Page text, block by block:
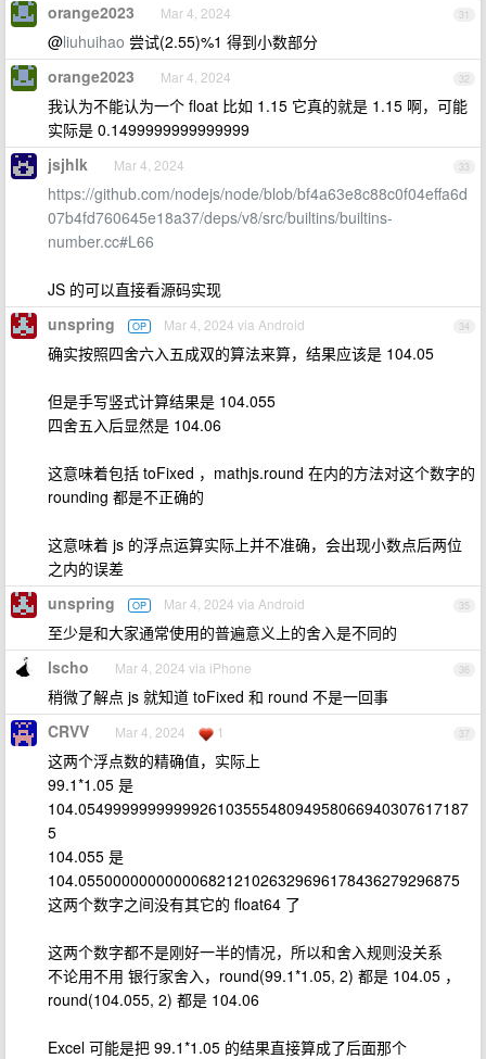
31
orange2023 Mar 4, 2024
@liuhuihao 尝试(2.55)%1 得到小数部分
32
orange2023 Mar 4, 2024
我认为不能认为一个 float 比如 1.15 它真的就是 1.15 啊，可能
实际是 0.1499999999999999
33
jsjhlk Mar 4, 2024
https://github.com/nodejs/node/blob/bf4a63e8c88c0f04effa6d
07b4fd760645e18a37/deps/v8/src/builtins/builtins-
number.cc#L66
JS 的可以直接看源码实现
34
unspring OP Mar 4, 2024 via Android
确实按照四舍六入五成双的算法来算，结果应该是 104.05
但是手写竖式计算结果是 104.055
四舍五入后显然是 104.06
这意味着包括 toFixed ，mathjs.round 在内的方法对这个数字的
rounding 都是不正确的
这意味着 js 的浮点运算实际上并不准确，会出现小数点后两位
之内的误差
35
unspring OP Mar 4, 2024 via Android
至少是和大家通常使用的普遍意义上的舍入是不同的
36
lscho Mar 4, 2024 via iPhone
稍微了解点 js 就知道 toFixed 和 round 不是一回事
37
CRVV Mar 4, 2024 1
这两个浮点数的精确值，实际上
99.1*1.05 是
104.054999999999992610355548094958066940307617187
5
104.055 是
104.05500000000000682121026329696178436279296875
这两个数字之间没有其它的 float64 了
这两个数字都不是刚好一半的情况，所以和舍入规则没关系
不论用不用 银行家舍入，round(99.1*1.05, 2) 都是 104.05 ，
round(104.055, 2) 都是 104.06
Excel 可能是把 99.1*1.05 的结果直接算成了后面那个